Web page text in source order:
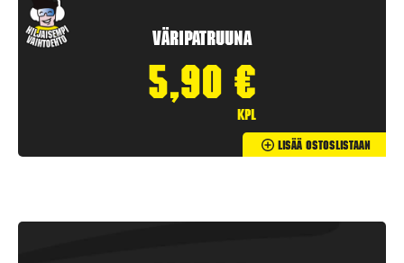
Väripatruuna
5,90 €
kpl
Lisää Ostoslistaan